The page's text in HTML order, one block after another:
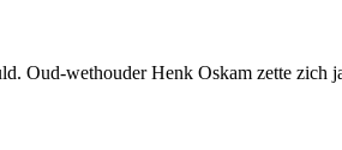
Oud-wethouder Henk Oskam zette zich